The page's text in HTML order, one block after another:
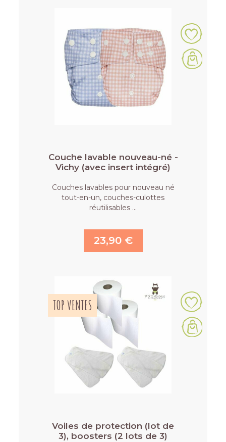
Couche lavable nouveau-né -
Vichy (avec insert intégré)
Couches lavables pour nouveau né
tout-en-un, couches-culottes
réutilisables …
23,90 €
TOP VENTES
Voiles de protection (lot de
3), boosters (2 lots de 3)